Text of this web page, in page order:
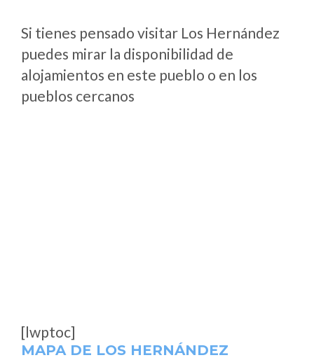
Si tienes pensado visitar Los Hernández
puedes mirar la disponibilidad de
alojamientos en este pueblo o en los
pueblos cercanos
[lwptoc]
MAPA DE LOS HERNÁNDEZ